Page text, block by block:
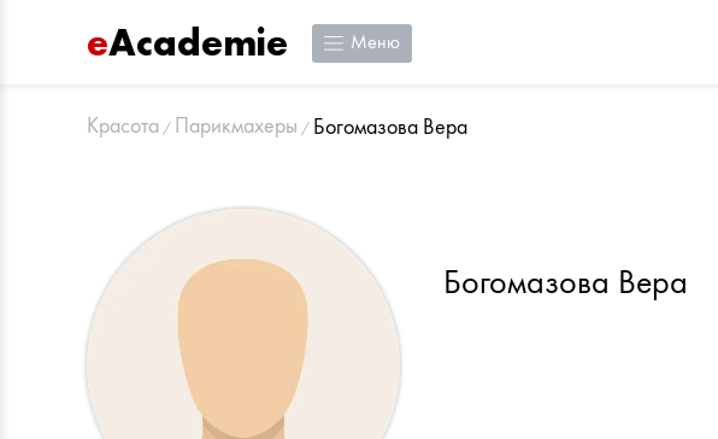
eAcademie Меню
Красота Парикмахеры Богомазова Вера
Богомазова Вера